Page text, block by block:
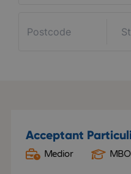
Acceptant
Medior MBO